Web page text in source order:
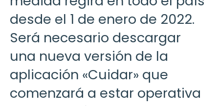
desde el 1 de enero de 2022.
Será necesario descargar
una nueva versión de la
aplicación «Cuidar» que
comenzará a estar operativa